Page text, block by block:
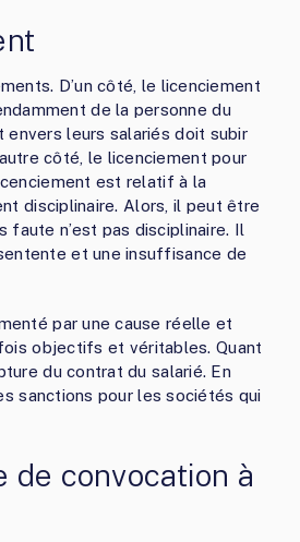
D’un côté, le licenciement
de la personne du
envers leurs salariés doit subir
côté, le licenciement pour
est relatif à la
disciplinaire. Alors, il peut être
faute n’est pas disciplinaire. Il
et une insuffisance de
par une cause réelle et
objectifs et véritables. Quant
du contrat du salarié. En
sanctions pour les sociétés qui
de convocation à